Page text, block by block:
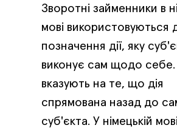
Зворотні займенники в
мові використовуються
позначення дії, яку
виконує сам щодо
вказують на те, що дія
спрямована назад до
суб'єкта. У німецькій